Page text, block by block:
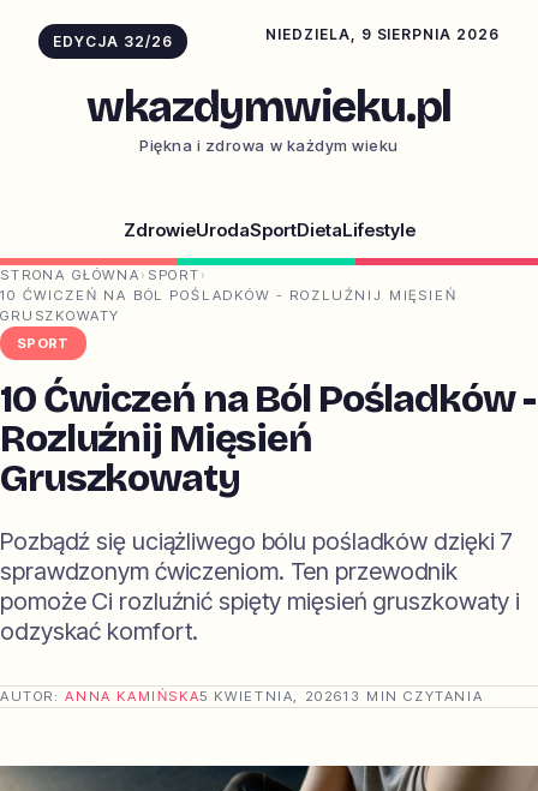
EDYCJA 32/26 NIEDZIELA, 9 SIERPNIA 2026
wkazdymwieku.pl
Piękna i zdrowa w każdym wieku
ZdrowieUrodaSportDietaLifestyle
STRONA GŁÓWNA › SPORT ›
10 ĆWICZEŃ NA BÓL POŚLADKÓW - ROZLUŹNIJ MIĘSIEŃ
GRUSZKOWATY
SPORT
10 Ćwiczeń na Ból Pośladków -
Rozluźnij Mięsień
Gruszkowaty
Pozbądź się uciążliwego bólu pośladków dzięki 7
sprawdzonym ćwiczeniom. Ten przewodnik
pomoże Ci rozluźnić spięty mięsień gruszkowaty i
odzyskać komfort.
AUTOR:ANNA KAMIŃSKA5 KWIETNIA, 202613 MIN CZYTANIA